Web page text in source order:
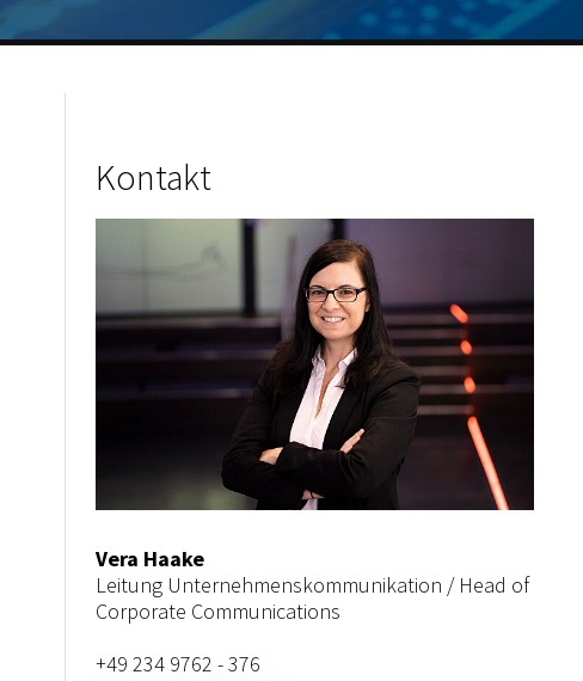
Kontakt
Vera Haake
Leitung Unternehmenskommunikation / Head of
Corporate Communications
+49 234 9762 - 376